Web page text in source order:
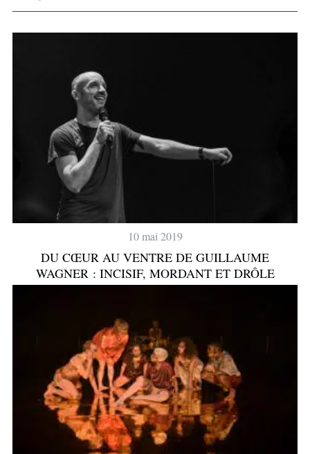
10 mai 2019
DU CŒUR AU VENTRE DE GUILLAUME
WAGNER : INCISIF, MORDANT ET DRÔLE